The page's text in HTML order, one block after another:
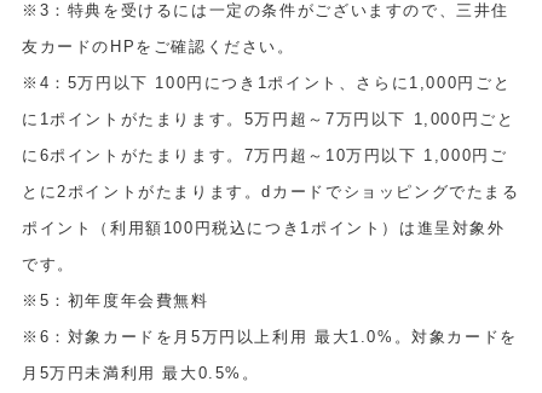
※3：特典を受けるには一定の条件がございますので、三井住
友カードのHPをご確認ください。
※4：5万円以下 100円につき1ポイント、さらに1,000円ごと
に1ポイントがたまります。5万円超～7万円以下 1,000円ごと
に6ポイントがたまります。7万円超～10万円以下 1,000円ご
とに2ポイントがたまります。dカードでショッピングでたまる
ポイント（利用額100円税込につき1ポイント）は進呈対象外
です。
※5：初年度年会費無料
※6：対象カードを月5万円以上利用 最大1.0%。対象カードを
月5万円未満利用 最大0.5%。